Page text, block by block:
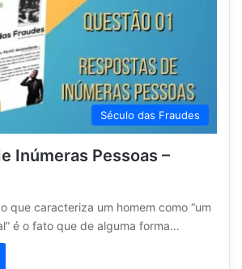
Século das Fraudes
Inúmeras Pessoas –
que caracteriza um homem como “um
é o fato que de alguma forma…